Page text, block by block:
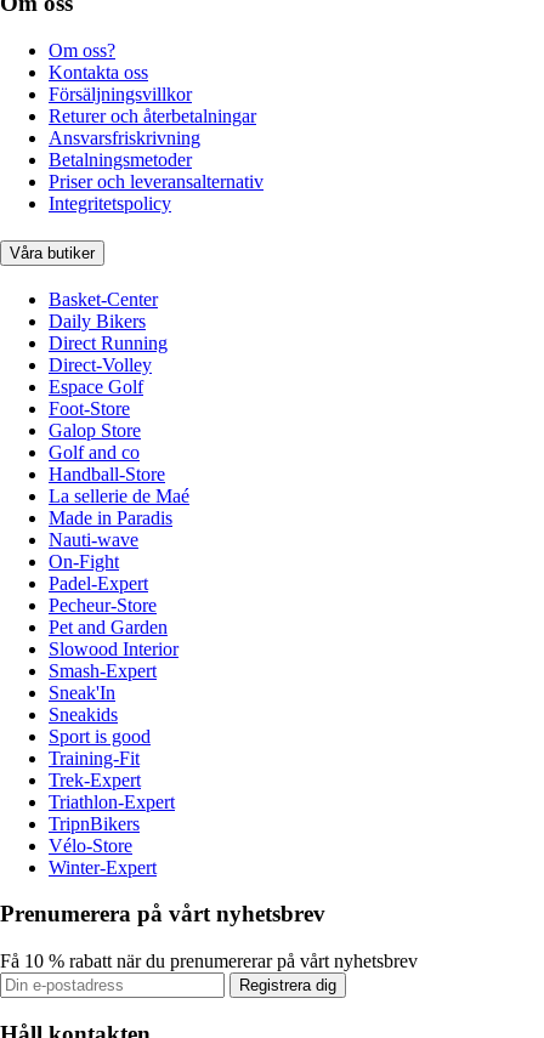
Om oss?
Kontakta oss
Försäljningsvillkor
Returer och återbetalningar
Ansvarsfriskrivning
Betalningsmetoder
Priser och leveransalternativ
Integritetspolicy
Våra butiker
Basket-Center
Daily Bikers
Direct Running
Direct-Volley
Espace Golf
Foot-Store
Galop Store
Golf and co
Handball-Store
La sellerie de Maé
Made in Paradis
Nauti-wave
On-Fight
Padel-Expert
Pecheur-Store
Pet and Garden
Slowood Interior
Smash-Expert
Sneak'In
Sneakids
Sport is good
Training-Fit
Trek-Expert
Triathlon-Expert
TripnBikers
Vélo-Store
Winter-Expert
Prenumerera på vårt nyhetsbrev
Få 10 % rabatt när du prenumererar på vårt nyhetsbrev
Registrera dig